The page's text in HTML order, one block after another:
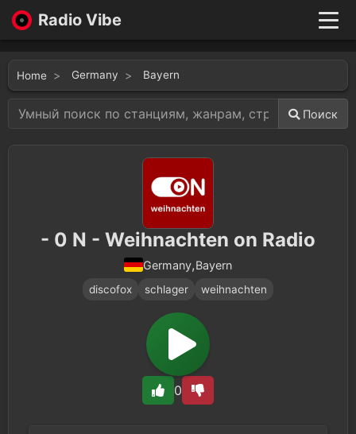
Radio Vibe
Genres
Likes
Favorites
Home Germany Bayern
Поиск
- 0 N - Weihnachten on Radio
Germany,Bayern
discofox schlager weihnachten
0